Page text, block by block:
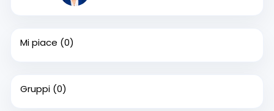
Mi piace (0)
Gruppi (0)